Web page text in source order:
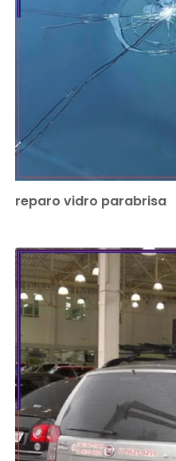
reparo vidro parabrisa